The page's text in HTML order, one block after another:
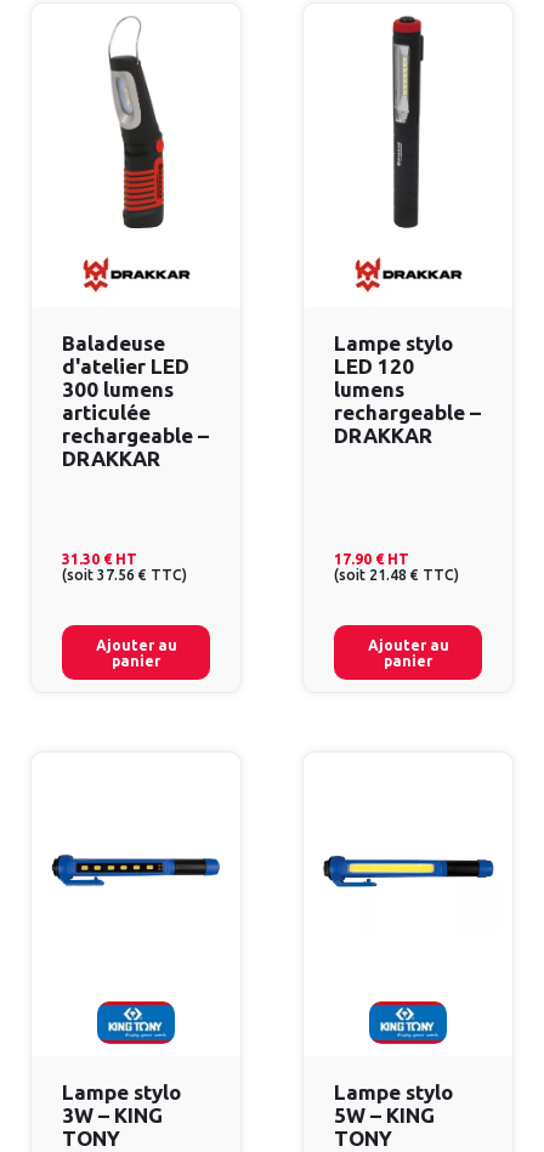
Baladeuse
d'atelier LED
300 lumens
articulée
rechargeable –
DRAKKAR
31.30 € HT
(soit 37.56 € TTC)
Ajouter au
panier
Lampe stylo
LED 120
lumens
rechargeable –
DRAKKAR
17.90 € HT
(soit 21.48 € TTC)
Ajouter au
panier
Lampe stylo
3W – KING
TONY
Lampe stylo
5W – KING
TONY